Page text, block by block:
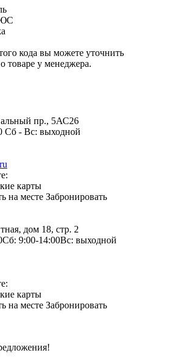
кода вы можете уточнить
товаре у менеджера.
пр., 5АС26
Сб - Вс: выходной
карты
на месте Забронировать
дом 18, стр. 2
9:00-14:00Вс: выходной
карты
на месте Забронировать